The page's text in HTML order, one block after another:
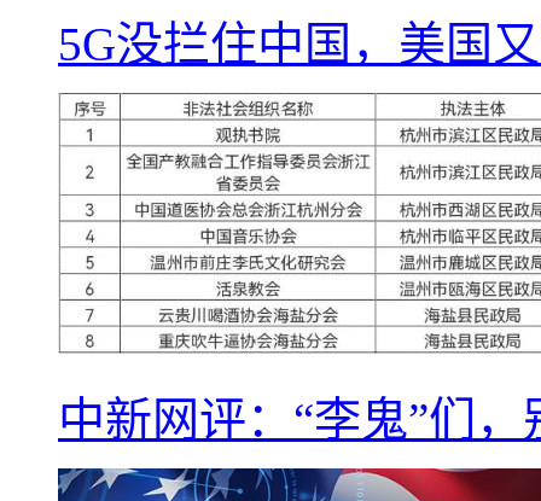
5G没拦住中国，美国
中新网评：“李鬼”们